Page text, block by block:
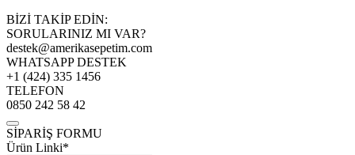
BİZİ TAKİP EDİN:
SORULARINIZ MI VAR?
destek@amerikasepetim.com
WHATSAPP DESTEK
+1 (424) 335 1456
TELEFON
0850 242 58 42
SİPARİŞ FORMU
Ürün Linki*